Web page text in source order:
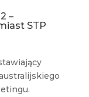
–
STP